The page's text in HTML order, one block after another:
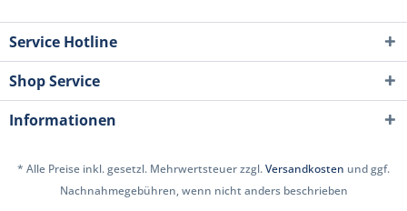
Service Hotline
Shop Service
Informationen
* Alle Preise inkl. gesetzl. Mehrwertsteuer zzgl.Versandkosten und ggf.
Nachnahmegebühren, wenn nicht anders beschrieben